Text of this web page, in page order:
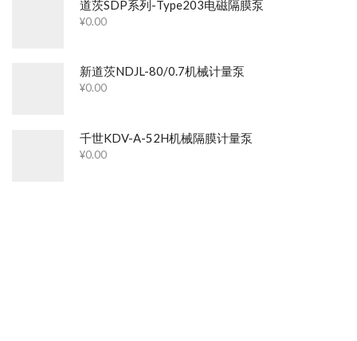
道茨SDP系列-Type203电磁隔膜泵
¥0.00
新道茨NDJL-80/0.7机械计量泵
¥0.00
千世KDV-A-52H机械隔膜计量泵
¥0.00